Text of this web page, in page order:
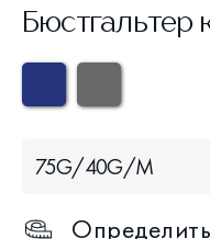
Бюстгальтер
75G/40G/M